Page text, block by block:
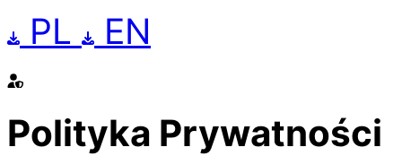
PL
EN
Polityka Prywatności